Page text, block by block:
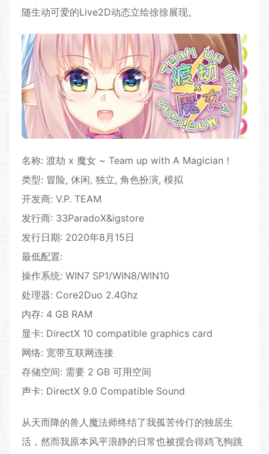
随生动可爱的Live2D动态立绘徐徐展现。
名称: 渡劫 x 魔女 ~ Team up with A Magician！
类型: 冒险, 休闲, 独立, 角色扮演, 模拟
开发商: V.P. TEAM
发行商: 33ParadoX&igstore
发行日期: 2020年8月15日
最低配置:
操作系统: WIN7 SP1/WIN8/WIN10
处理器: Core2Duo 2.4Ghz
内存: 4 GB RAM
显卡: DirectX 10 compatible graphics card
网络: 宽带互联网连接
存储空间: 需要 2 GB 可用空间
声卡: DirectX 9.0 Compatible Sound
从天而降的兽人魔法师终结了我孤苦伶仃的独居生
活，然而我原本风平浪静的日常也被搅合得鸡飞狗跳